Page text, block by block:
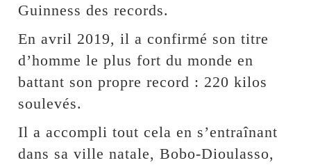
Guinness des records.
En avril 2019, il a confirmé son titre
d’homme le plus fort du monde en
battant son propre record : 220 kilos
soulevés.
Il a accompli tout cela en s’entraînant
dans sa ville natale, Bobo-Dioulasso,